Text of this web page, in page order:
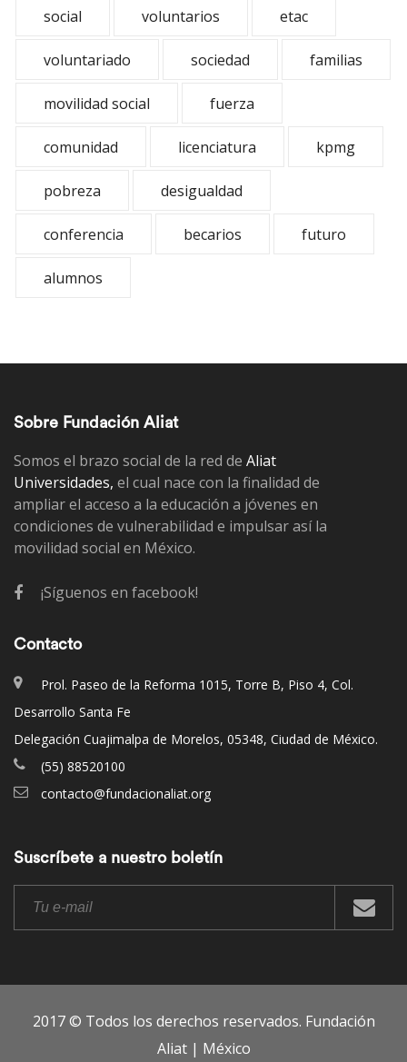
social voluntarios etac
voluntariado sociedad familias
movilidad social fuerza
comunidad licenciatura kpmg
pobreza desigualdad
conferencia becarios futuro
alumnos
Sobre Fundación Aliat
Somos el brazo social de la red de Aliat
Universidades, el cual nace con la finalidad de
ampliar el acceso a la educación a jóvenes en
condiciones de vulnerabilidad e impulsar así la
movilidad social en México.
¡Síguenos en facebook!
Contacto
Prol. Paseo de la Reforma 1015, Torre B, Piso 4, Col.
Desarrollo Santa Fe
Delegación Cuajimalpa de Morelos, 05348, Ciudad de México.
(55) 88520100
contacto@fundacionaliat.org
Suscríbete a nuestro boletín
2017 © Todos los derechos reservados. Fundación
Aliat | México